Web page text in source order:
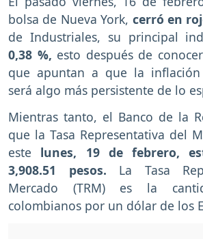
bolsa de Nueva York, cerró en
de Industriales, su principal
0,38 %, esto después de
que apuntan a que la inflación
será algo más persistente de lo
Mientras tanto, el Banco de la
que la Tasa Representativa del
este lunes, 19 de febrero,
3,908.51 pesos. La Tasa
Mercado (TRM) es la
colombianos por un dólar de los